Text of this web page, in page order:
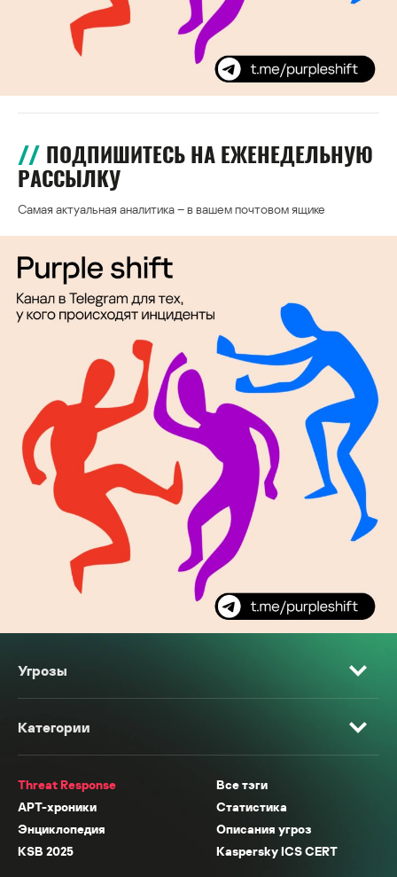
ПОДПИШИТЕСЬ НА ЕЖЕНЕДЕЛЬНУЮ
РАССЫЛКУ
Самая актуальная аналитика – в вашем почтовом ящике
Угрозы
Категории
Threat Response
Все тэги
APT-хроники
Статистика
Энциклопедия
Описания угроз
KSB 2025
Kaspersky ICS CERT